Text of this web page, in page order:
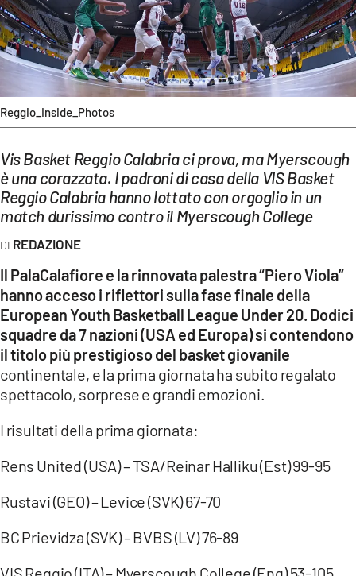
EVENTI
SPORT
Streaming
LAC TV
LAC NETWORK
LAC ONAIR
LaC
Network
LACPLAY.IT
LACTV.IT
LACONAIR.IT
LACITYMAG.IT
Reggio_Inside_Photos
Vis Basket Reggio Calabria ci prova, ma Myerscough
è una corazzata. I padroni di casa della VIS Basket
Reggio Calabria hanno lottato con orgoglio in un
match durissimo contro il Myerscough College
REDAZIONE
Il PalaCalafiore e la rinnovata palestra “Piero Viola”
hanno acceso i riflettori sulla fase finale della
European Youth Basketball League Under 20. Dodici
squadre da 7 nazioni (USA ed Europa) si contendono
il titolo più prestigioso del basket giovanile
continentale, e la prima giornata ha subito regalato
spettacolo, sorprese e grandi emozioni.
I risultati della prima giornata:
Rens United (USA) – TSA/Reinar Halliku (Est) 99-95
Rustavi (GEO) – Levice (SVK) 67-70
BC Prievidza (SVK) – BVBS (LV) 76-89